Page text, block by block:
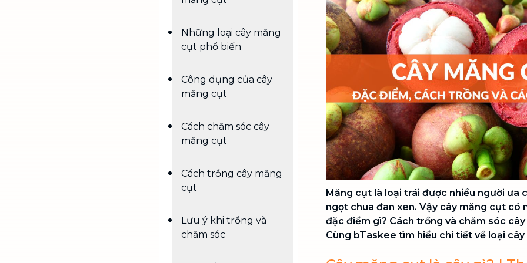
Chuyển nhà trọn gói, không lo dọn
dẹp nơi đi nơi đến
Vệ sinh công nghiệp NEW
Vệ sinh chuyên nghiệp cho văn
phòng, nhà xưởng, công trình lớn
Những loại cây măng
cụt phổ biến
Công dụng của cây
măng cụt
Cách chăm sóc cây
măng cụt
Cách trồng cây măng
cụt
Lưu ý khi trồng và
chăm sóc
Măng cụt là loại trái được nhiều người ưa
ngọt chua đan xen. Vậy cây măng cụt có
đặc điểm gì? Cách trồng và chăm sóc
Cùng bTaskee tìm hiểu chi tiết về loại cây